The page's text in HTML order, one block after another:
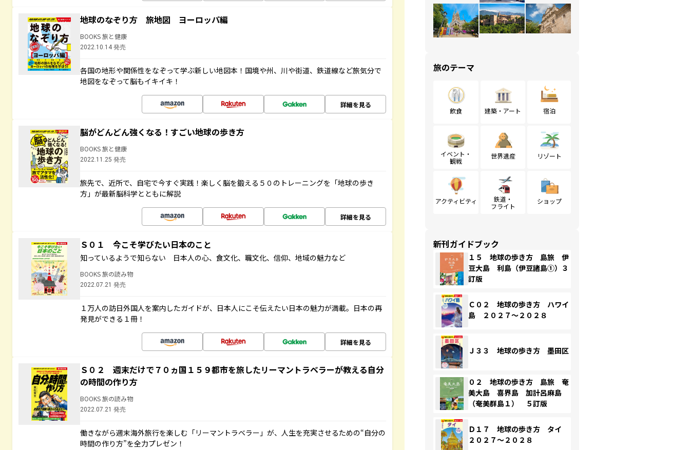
地球のなぞり方 旅地図 ヨーロッパ編
BOOKS 旅と健康
2022.10.14 発売
各国の地形や関係性をなぞって学ぶ新しい地図本！国境や州、川や街道、鉄道線など旅気分で
地図をなぞって脳もイキイキ！
詳細を見る
脳がどんどん強くなる！すごい地球の歩き方
BOOKS 旅と健康
2022.11.25 発売
旅先で、近所で、自宅で今すぐ実践！楽しく脳を鍛える５０のトレーニングを「地球の歩き
方」が最新脳科学とともに解説
詳細を見る
Ｓ０１ 今こそ学びたい日本のこと
知っているようで知らない 日本人の心、食文化、職文化、信仰、地域の魅力など
BOOKS 旅の読み物
2022.07.21 発売
１万人の訪日外国人を案内したガイドが、日本人にこそ伝えたい日本の魅力が満載。日本の再
発見ができる１冊！
詳細を見る
Ｓ０２ 週末だけで７０ヵ国１５９都市を旅したリーマントラベラーが教える自分
の時間の作り方
BOOKS 旅の読み物
2022.07.21 発売
働きながら週末海外旅行を楽しむ「リーマントラベラー」が、人生を充実させるための“自分の
時間の作り方”を全力プレゼン！
旅のテーマ
飲食 建築・アート 宿泊
イベント・
観戦
世界遺産 リゾート
アクティビティ
鉄道・
フライト
ショップ
新刊ガイドブック
１５ 地球の歩き方 島旅 伊
豆大島 利島（伊豆諸島①）３
訂版
Ｃ０２ 地球の歩き方 ハワイ
島 ２０２７～２０２８
Ｊ３３ 地球の歩き方 墨田区
０２ 地球の歩き方 島旅 奄
美大島 喜界島 加計呂麻島
（奄美群島１） ５訂版
Ｄ１７ 地球の歩き方 タイ
２０２７～２０２８